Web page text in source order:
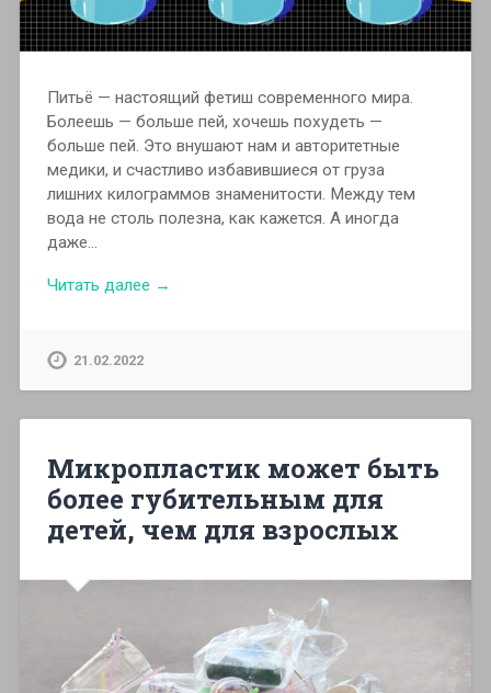
Питьё — настоящий фетиш современного мира.
Болеешь — больше пей, хочешь похудеть —
больше пей. Это внушают нам и авторитетные
медики, и счастливо избавившиеся от груза
лишних килограммов знаменитости. Между тем
вода не столь полезна, как кажется. А иногда
даже…
Читать далее →
21.02.2022
Микропластик может быть
более губительным для
детей, чем для взрослых